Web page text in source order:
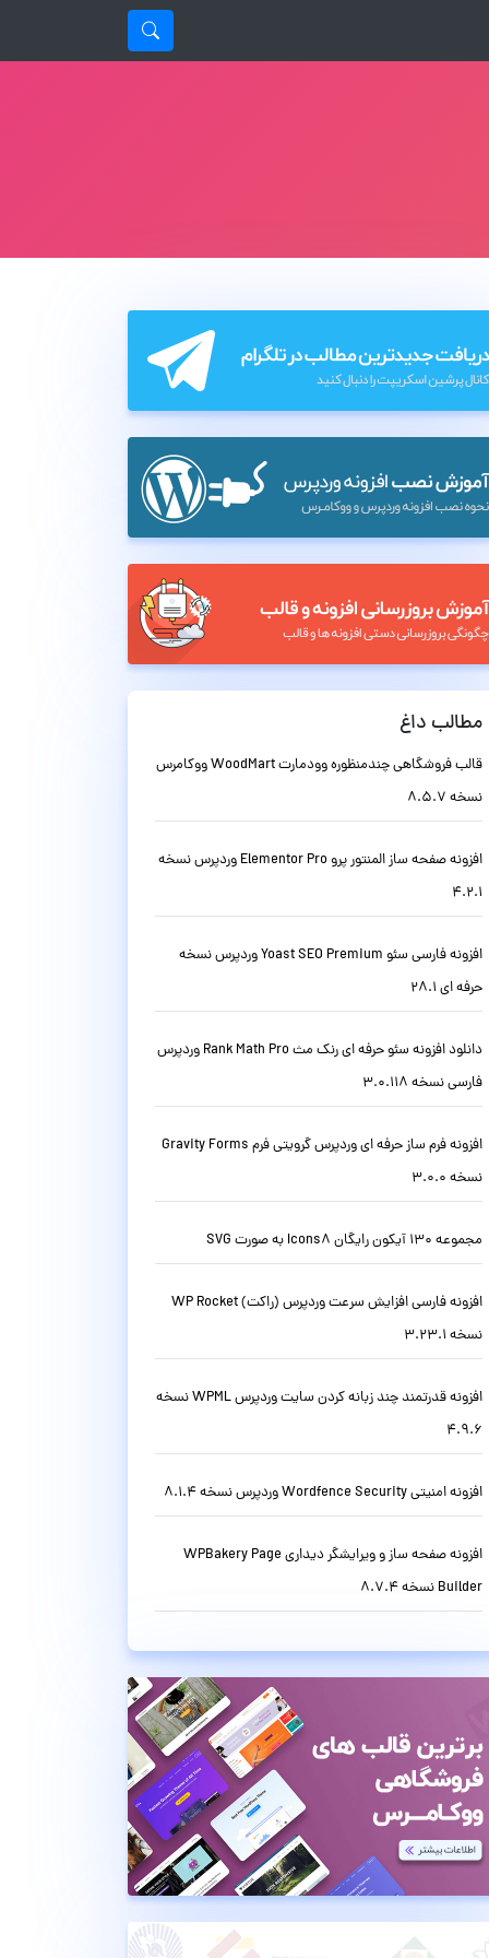
مطالب داغ
قالب فروشگاهی چندمنظوره وودمارت WoodMart ووکامرس
نسخه 8.5.7
افزونه صفحه ساز المنتور پرو Elementor Pro وردپرس نسخه
4.2.1
افزونه فارسی سئو Yoast SEO Premium وردپرس نسخه
حرفه ای 28.1
دانلود افزونه سئو حرفه ای رنک مث Rank Math Pro وردپرس
فارسی نسخه 3.0.118
افزونه فرم ساز حرفه ای وردپرس گرویتی فرم Gravity Forms
نسخه 3.0.0
مجموعه 130 آیکون رایگان Icons8 به صورت SVG
افزونه فارسی افزایش سرعت وردپرس (راکت) WP Rocket
نسخه 3.23.1
افزونه قدرتمند چند زبانه کردن سایت وردپرس WPML نسخه
4.9.6
افزونه امنیتی Wordfence Security وردپرس نسخه 8.1.4
افزونه صفحه ساز و ویرایشگر دیداری WPBakery Page
Builder نسخه 8.7.4